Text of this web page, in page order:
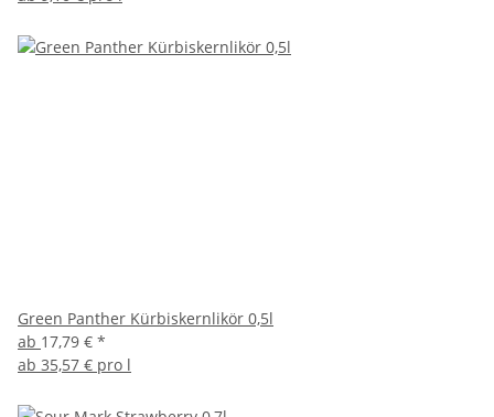
Green Panther Kürbiskernlikör 0,5l
ab 17,79 € *
ab 35,57 € pro l